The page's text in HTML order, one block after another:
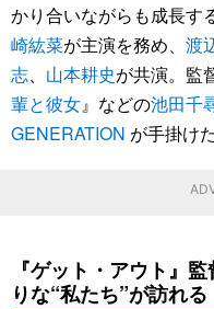
かり合いながらも成長す
崎紘菜が主演を務め、 渡
志、 山本耕史が共演。監
輩と彼女』などの池田千
GENERATION が手掛けた
『ゲット・アウト』
りな“私たち”が訪れる